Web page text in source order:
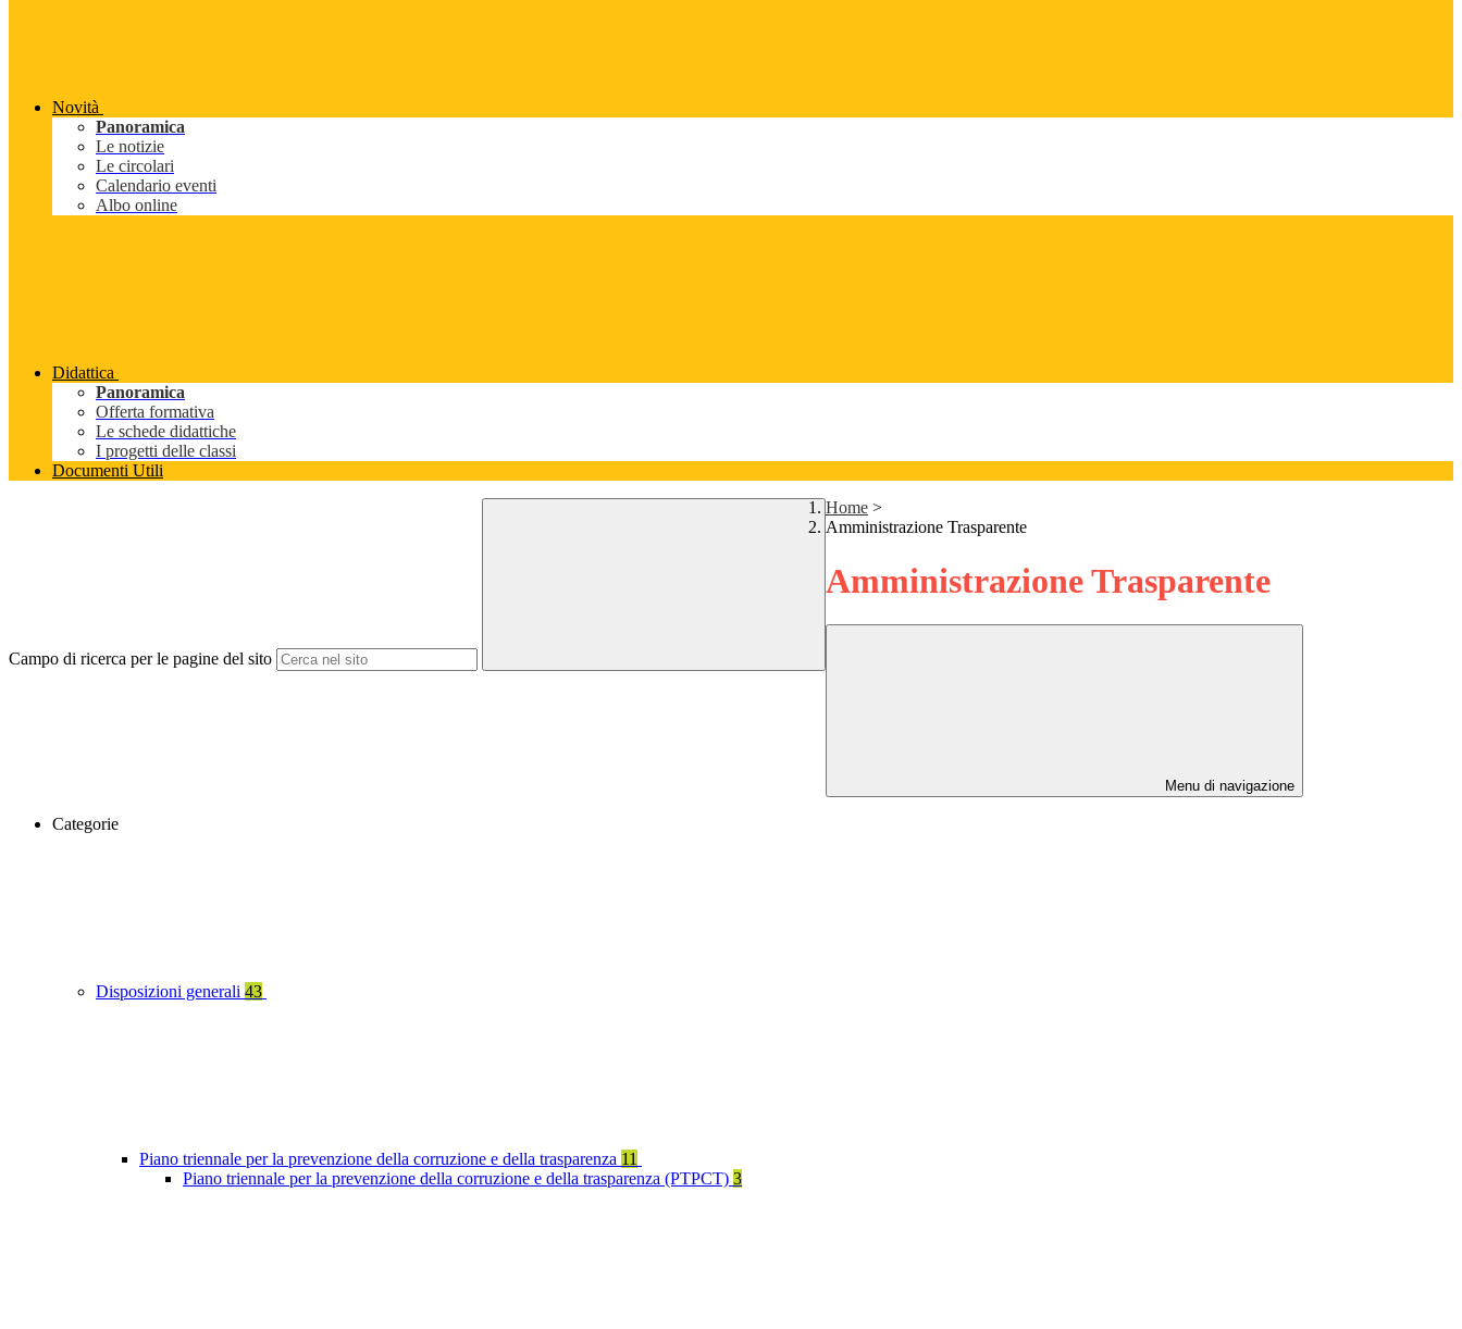
Novità
Panoramica
Le notizie
Le circolari
Calendario eventi
Albo online
Didattica
Panoramica
Offerta formativa
Le schede didattiche
I progetti delle classi
Documenti Utili
Campo di ricerca per le pagine del sito
Home >
Amministrazione Trasparente
Amministrazione Trasparente
Menu di navigazione
Categorie
Disposizioni generali 43
Piano triennale per la prevenzione della corruzione e della trasparenza 11
Piano triennale per la prevenzione della corruzione e della trasparenza (PTPCT) 3